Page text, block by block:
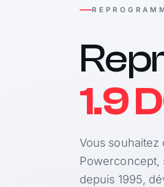
1.9
Vous souhaitez
Powerconcept,
depuis 1995,